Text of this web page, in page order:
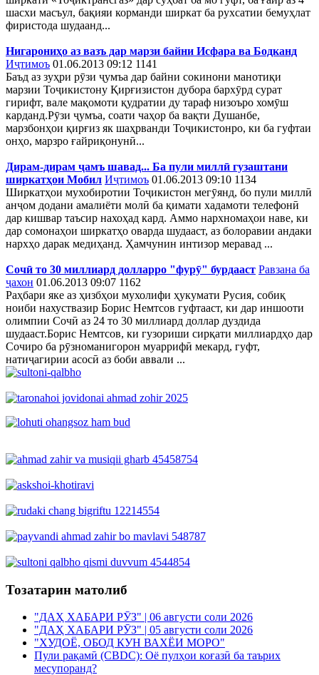
шасхи масъул, бақияи корманди ширкат ба рухсатии бемуҳлат
фиристода шудаанд...
Нигарониҳо аз вазъ дар марзи байни Исфара ва Бодканд
Иҷтимоъ 01.06.2013 09:12 1141
Баъд аз зуҳри рӯзи ҷумъа дар байни сокинони манотиқи
марзии Тоҷикистону Қирғизистон дубора бархӯрд сурат
гирифт, вале мақомоти қудратии ду тараф низоъро хомӯш
карданд.Рӯзи ҷумъа, соати чаҳор ба вақти Душанбе,
марзбонҳои қирғиз як шаҳрванди Тоҷикистонро, ки ба гуфтаи
онҳо, марзро ғайриқонунӣ...
Дирам-дирам ҷамъ шавад... Ба пули миллӣ гузаштани
ширкатҳои Мобил Иҷтимоъ 01.06.2013 09:10 1134
Ширкатҳои мухобиротии Тоҷикистон мегӯянд, бо пули миллӣ
анҷом додани амалиёти молӣ ба қимати хадамоти телефонӣ
дар кишвар таъсир нахоҳад кард. Аммо нархномаҳои наве, ки
дар сомонаҳои ширкатҳо оварда шудааст, аз болоравии андаки
нархҳо дарак медиҳанд. Ҳамчунин интизор меравад ...
Сочӣ то 30 миллиард долларро "фурӯ" бурдааст Равзана ба
ҷахон 01.06.2013 09:07 1162
Раҳбари яке аз ҳизбҳои мухолифи ҳукумати Русия, собиқ
ноиби нахуствазир Борис Немтсов гуфтааст, ки дар иншооти
олимпии Сочӣ аз 24 то 30 миллиард доллар дуздида
шудааст.Борис Немтсов, ки гузориши сирқати миллиардҳо дар
Сочиро ба рӯзноманигорон муаррифӣ мекард, гуфт,
натиҷагирии асосӣ аз боби аввали ...
Тозатарин матолиб
"ДАҲ ХАБАРИ РӮЗ" | 06 августи соли 2026
"ДАҲ ХАБАРИ РӮЗ" | 05 августи соли 2026
"ХУДОЁ, ОБОД КУН ВАХЁИ МОРО"
Пули рақамӣ (CBDC): Оё пулҳои коғазӣ ба таърих
месупоранд?